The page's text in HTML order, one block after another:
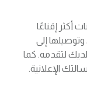
أكثر إقناعًا
إلى
لتقدمه. كما
الإعلانية.